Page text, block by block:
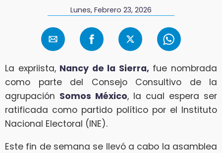
Lunes, Febrero 23, 2026
La expriista, Nancy de la Sierra,fue nombrada
como parte del Consejo Consultivo de la
agrupación Somos México, la cual espera ser
ratificada como partido político por el Instituto
Nacional Electoral (INE).
Este fin de semana se llevó a cabo la asamblea